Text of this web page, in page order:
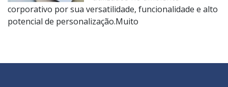
corporativo por sua versatilidade, funcionalidade e alto
potencial de personalização.Muito